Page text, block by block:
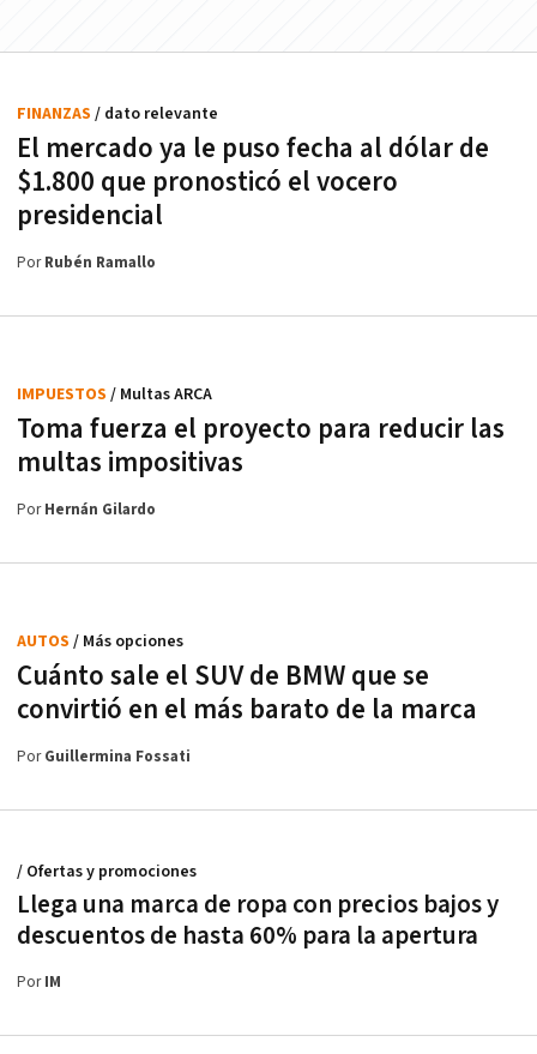
El mercado ya le puso fecha al dólar de
$1.800 que pronosticó el vocero
presidencial
FINANZAS / dato relevante
PorRubén Ramallo
Toma fuerza el proyecto para reducir las
multas impositivas
IMPUESTOS / Multas ARCA
PorHernán Gilardo
Cuánto sale el SUV de BMW que se
convirtió en el más barato de la marca
AUTOS / Más opciones
PorGuillermina Fossati
Llega una marca de ropa con precios bajos y
descuentos de hasta 60% para la apertura
/ Ofertas y promociones
PorIM